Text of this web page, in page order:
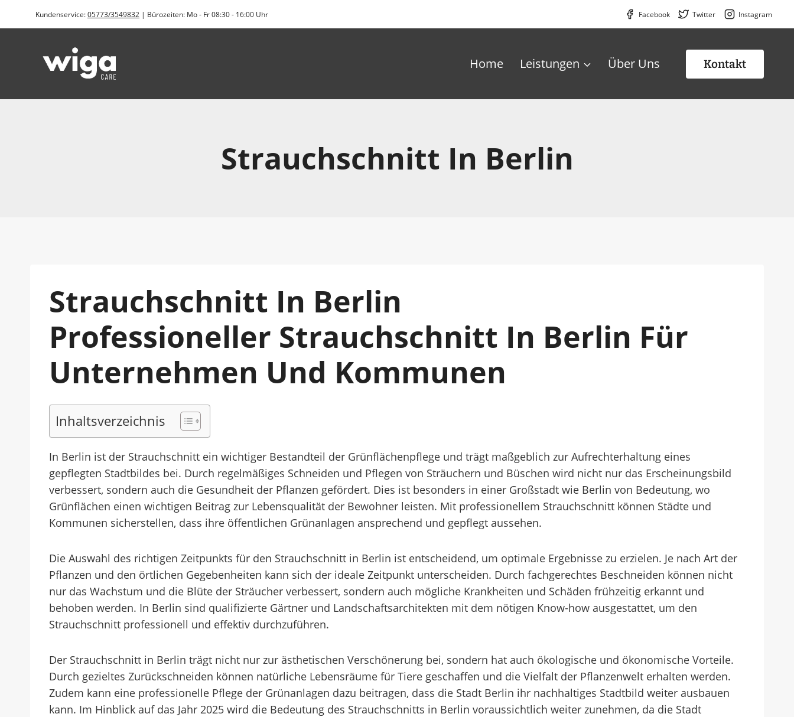
Kundenservice:05773/3549832 | Bürozeiten: Mo - Fr 08:30 - 16:00 Uhr Facebook Twitter Instagram
Home Leistungen Über Uns Kontakt
Strauchschnitt In Berlin
Strauchschnitt In Berlin
Professioneller Strauchschnitt In Berlin Für
Unternehmen Und Kommunen
Inhaltsverzeichnis
In Berlin ist der Strauchschnitt ein wichtiger Bestandteil der Grünflächenpflege und trägt maßgeblich zur Aufrechterhaltung eines
gepflegten Stadtbildes bei. Durch regelmäßiges Schneiden und Pflegen von Sträuchern und Büschen wird nicht nur das Erscheinungsbild
verbessert, sondern auch die Gesundheit der Pflanzen gefördert. Dies ist besonders in einer Großstadt wie Berlin von Bedeutung, wo
Grünflächen einen wichtigen Beitrag zur Lebensqualität der Bewohner leisten. Mit professionellem Strauchschnitt können Städte und
Kommunen sicherstellen, dass ihre öffentlichen Grünanlagen ansprechend und gepflegt aussehen.
Die Auswahl des richtigen Zeitpunkts für den Strauchschnitt in Berlin ist entscheidend, um optimale Ergebnisse zu erzielen. Je nach Art der
Pflanzen und den örtlichen Gegebenheiten kann sich der ideale Zeitpunkt unterscheiden. Durch fachgerechtes Beschneiden können nicht
nur das Wachstum und die Blüte der Sträucher verbessert, sondern auch mögliche Krankheiten und Schäden frühzeitig erkannt und
behoben werden. In Berlin sind qualifizierte Gärtner und Landschaftsarchitekten mit dem nötigen Know-how ausgestattet, um den
Strauchschnitt professionell und effektiv durchzuführen.
Der Strauchschnitt in Berlin trägt nicht nur zur ästhetischen Verschönerung bei, sondern hat auch ökologische und ökonomische Vorteile.
Durch gezieltes Zurückschneiden können natürliche Lebensräume für Tiere geschaffen und die Vielfalt der Pflanzenwelt erhalten werden.
Zudem kann eine professionelle Pflege der Grünanlagen dazu beitragen, dass die Stadt Berlin ihr nachhaltiges Stadtbild weiter ausbauen
kann. Im Hinblick auf das Jahr 2025 wird die Bedeutung des Strauchschnitts in Berlin voraussichtlich weiter zunehmen, da die Stadt